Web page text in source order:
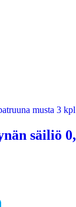
säiliö